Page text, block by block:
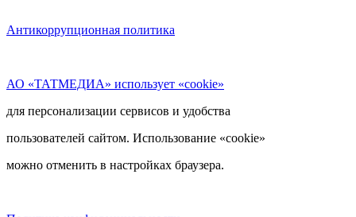
Антикоррупционная политика
АО «ТАТМЕДИА» использует «cookie»
для персонализации сервисов и удобства
пользователей сайтом. Использование «cookie»
можно отменить в настройках браузера.